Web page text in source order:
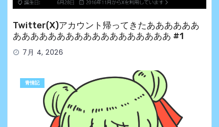
Twitter(X)アカウント帰ってきたああああああ
ああああああああああああああああああ #1
7月 4, 2026
青情記